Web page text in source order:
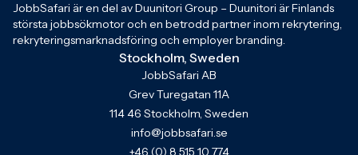
JobbSafari är en del av Duunitori Group – Duunitori är Finlands
största jobbsökmotor och en betrodd partner inom rekrytering,
rekryteringsmarknadsföring och employer branding.
Stockholm, Sweden
JobbSafari AB
Grev Turegatan 11A
114 46 Stockholm, Sweden
info@jobbsafari.se
+46 (0) 8 515 10 774